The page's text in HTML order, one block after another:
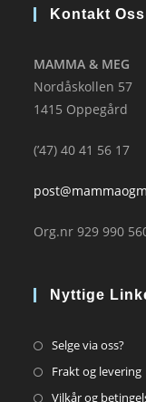
Kontakt Oss
MAMMA & MEG
Nordåskollen 57
1415 Oppegård
(’47) 40 41 56 17
Org.nr 929 990
Nyttige
Selge via oss?
in
Frakt og levering
Vilkår og